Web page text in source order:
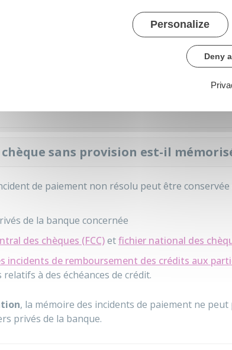
incident de paiement.
Cas général
Client en situation de fragilité financière
courriers relatifs à l'incident de paiement
frais.
sans provision est-il
de paiement non résolu peut être conservée
de la banque concernée
des chèques (FCC)etfichier national des
incidents de remboursement des crédits aux
relatifs à des échéances de crédit.
, la mémoire des incidents de paiement ne
privés de la banque.
Personalize
Deny